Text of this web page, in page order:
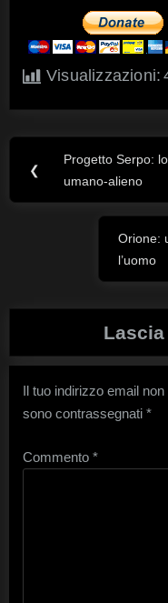
Visualizzazioni:
Navigazione
articoli
❮
Previous
Post:
Progetto Serpo:
umano-alieno
Next
Post:
Orione:
l’uomo
Il tuo indirizzo email
sono contrassegnati *
Commento *